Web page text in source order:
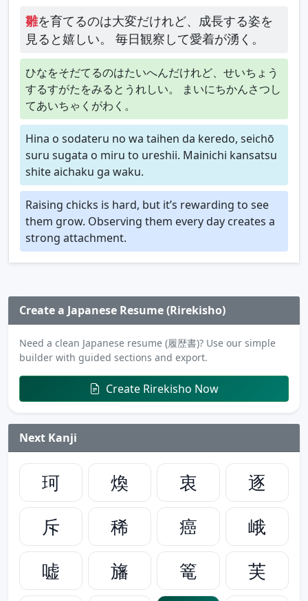
雛を育てるのは大変だけれど、成長する姿を
見ると嬉しい。 毎日観察して愛着が湧く。
ひなをそだてるのはたいへんだけれど、せいちょう
するすがたをみるとうれしい。 まいにちかんさつし
てあいちゃくがわく。
Hina o sodateru no wa taihen da keredo, seichō
suru sugata o miru to ureshii. Mainichi kansatsu
shite aichaku ga waku.
Raising chicks is hard, but it’s rewarding to see
them grow. Observing them every day creates a
strong attachment.
Create a Japanese Resume (Rirekisho)
Need a clean Japanese resume (履歴書)? Use our simple
builder with guided sections and export.
Create Rirekisho Now
Next Kanji
珂 煥 衷
逐
斥
稀 癌
峨
嘘
旛 篭
芙